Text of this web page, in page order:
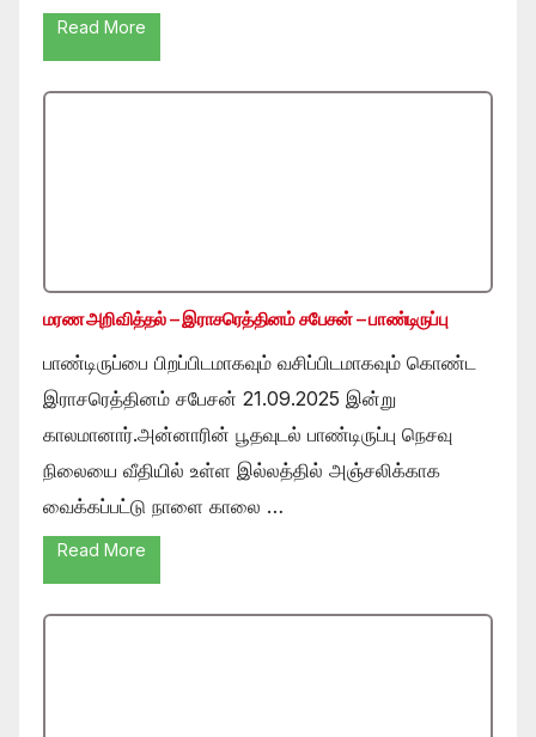
Read More
மரண அறிவித்தல் – இராசரெத்தினம் சபேசன் – பாண்டிருப்பு
பாண்டிருப்பை பிறப்பிடமாகவும் வசிப்பிடமாகவும் கொண்ட
இராசரெத்தினம் சபேசன் 21.09.2025 இன்று
காலமானார்.அன்னாரின் பூதவுடல் பாண்டிருப்பு நெசவு
நிலையை வீதியில் உள்ள இல்லத்தில் அஞ்சலிக்காக
வைக்கப்பட்டு நாளை காலை …
Read More